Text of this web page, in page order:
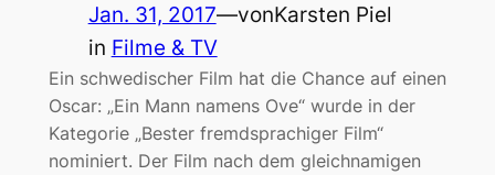
Jan. 31, 2017—vonKarsten Piel
in Filme & TV
Ein schwedischer Film hat die Chance auf einen
Oscar: „Ein Mann namens Ove“ wurde in der
Kategorie „Bester fremdsprachiger Film“
nominiert. Der Film nach dem gleichnamigen